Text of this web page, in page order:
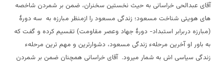
آقای عبدالحی خراسانی به حیث نخستین سخنران، ضمن بر شمردن شاخصه
های هویتی شناخت مسعود؛ زندگی مسعود را ازمنظر مبارزه به سه دورۀ
(مبارزه دربرابر استبداد- دورۀ جهاد وعصر مقاومت) تقسیم کرده و گفت که
به باور او آخرین مرحلهء زندگی مسعود، دشوارترین و مهم ترین مرحلهء
زندگی سیاسی اش به شمار میرود. آقای خراسانی همچنان ضمن بر شمردن